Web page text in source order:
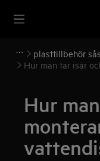
plasttillbehör
Hur man tar isär
Hur